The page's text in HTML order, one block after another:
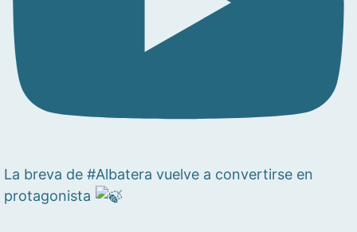
La breva de #Albatera vuelve a convertirse en
protagonista